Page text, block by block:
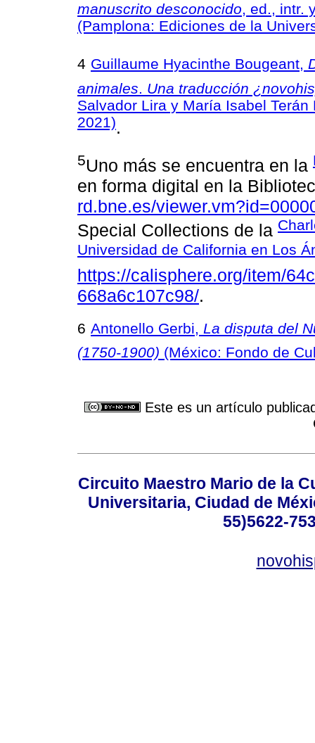
manuscrito desconocido, ed., intr.
(Pamplona: Ediciones de la
4 Guillaume Hyacinthe Bougeant,
animales. Una traducción
Salvador Lira y María Isabel
2021).
5Uno más se encuentra en la
en forma digital en la
rd.bne.es/
Special Collections de la
Universidad de California en Los
https://calisphere.org/item/
668a6c107c98/.
6 Antonello Gerbi, La disputa del
(1750-1900) (México: Fondo de
Este es un artículo
Circuito Maestro Mario de la
Universitaria, Ciudad de
55)5622-